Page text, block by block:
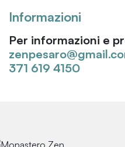
Informazioni
Per informazioni e
371 619 4150